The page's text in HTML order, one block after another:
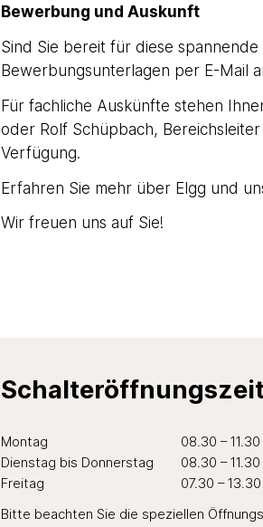
Bewerbung und Auskunft
Sind Sie bereit für diese
Bewerbungsunterlagen per E-Mail
Für fachliche Auskünfte stehen
oder Rolf Schüpbach,
Verfügung.
Erfahren Sie mehr über Elgg und
Wir freuen uns auf Sie!
Wochentag Öffnungszeiten Vormittag
Montag 08.30 –
Dienstag bis Donnerstag 08.30 –
Freitag
07.30 –
Bitte beachten Sie die speziellen